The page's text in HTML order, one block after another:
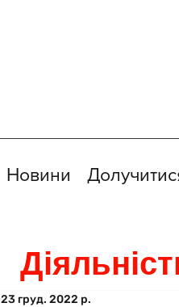
Новини
23 груд. 2022 р.